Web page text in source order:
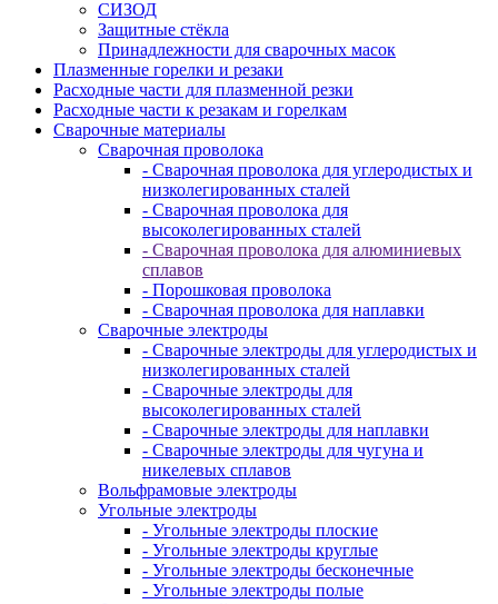
СИЗОД
Защитные стёкла
Принадлежности для сварочных масок
Плазменные горелки и резаки
Расходные части для плазменной резки
Расходные части к резакам и горелкам
Сварочные материалы
Сварочная проволока
- Сварочная проволока для углеродистых и
низколегированных сталей
- Сварочная проволока для
высоколегированных сталей
- Сварочная проволока для алюминиевых
сплавов
- Порошковая проволока
- Сварочная проволока для наплавки
Сварочные электроды
- Сварочные электроды для углеродистых и
низколегированных сталей
- Сварочные электроды для
высоколегированных сталей
- Сварочные электроды для наплавки
- Сварочные электроды для чугуна и
никелевых сплавов
Вольфрамовые электроды
Угольные электроды
- Угольные электроды плоские
- Угольные электроды круглые
- Угольные электроды бесконечные
- Угольные электроды полые